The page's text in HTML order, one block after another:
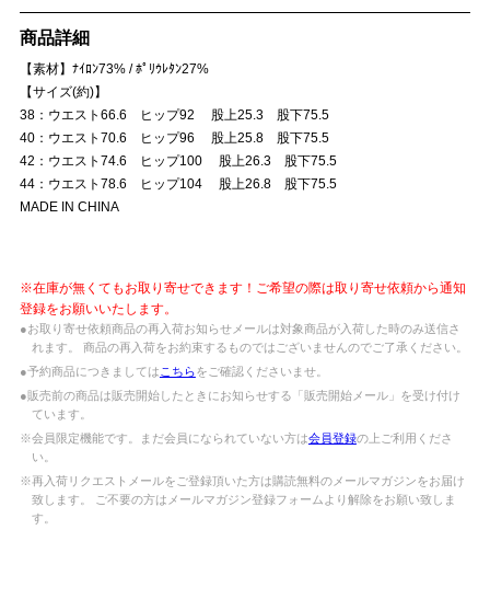
商品詳細
【素材】ﾅｲﾛﾝ73% / ﾎﾟﾘｳﾚﾀﾝ27%
【サイズ(約)】
38：ウエスト66.6 ヒップ92 股上25.3 股下75.5
40：ウエスト70.6 ヒップ96 股上25.8 股下75.5
42：ウエスト74.6 ヒップ100 股上26.3 股下75.5
44：ウエスト78.6 ヒップ104 股上26.8 股下75.5
MADE IN CHINA
※在庫が無くてもお取り寄せできます！ご希望の際は取り寄せ依頼から通知
登録をお願いいたします。
●お取り寄せ依頼商品の再入荷お知らせメールは対象商品が入荷した時のみ送信さ
れます。 商品の再入荷をお約束するものではございませんのでご了承ください。
●予約商品につきましては こちらをご確認くださいませ。
●販売前の商品は販売開始したときにお知らせする「販売開始メール」を受け付け
ています。
※会員限定機能です。まだ会員になられていない方は会員登録の上ご利用くださ
い。
※再入荷リクエストメールをご登録頂いた方は購読無料のメールマガジンをお届け
致します。 ご不要の方はメールマガジン登録フォームより解除をお願い致しま
す。